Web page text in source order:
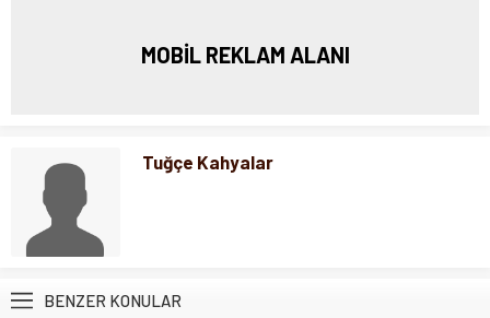
MOBİL REKLAM ALANI
Tuğçe Kahyalar
BENZER KONULAR